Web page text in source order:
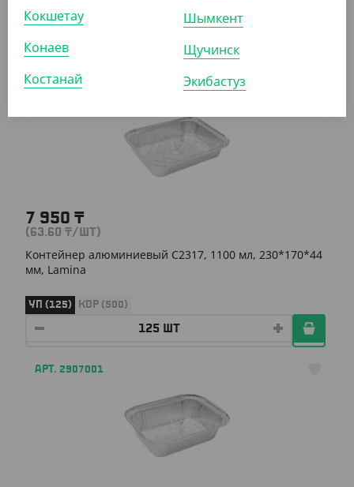
УП (125) КОР (1000)
АРТ. 2907802
7 950 ₸
(63.60 ₸/ШТ)
Контейнер алюминиевый C2317, 1100 мл, 230*170*44
мм, Lamina
УП (125) КОР (500)
АРТ. 2907001
Кокшетау
Конаев
Костанай
Шымкент
Щучинск
Экибастуз